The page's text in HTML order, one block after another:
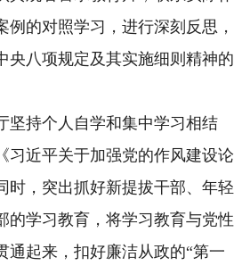
例的对照学习，进行深刻反思，
央八项规定及其实施细则精神的
持个人自学和集中学习相结
习近平关于加强党的作风建设论
时，突出抓好新提拔干部、年轻
的学习教育，将学习教育与党性
通起来，扣好廉洁从政的“第一